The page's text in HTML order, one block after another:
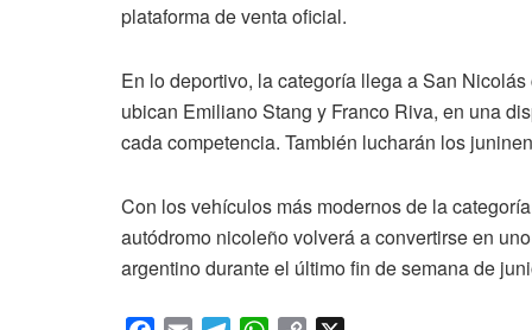
plataforma de venta oficial.
En lo deportivo, la categoría llega a San
ubican Emiliano Stang y Franco Riva, en una
cada competencia. También lucharán los
Con los vehículos más modernos de la
autódromo nicoleño volverá a convertirse en
argentino durante el último fin de semana de